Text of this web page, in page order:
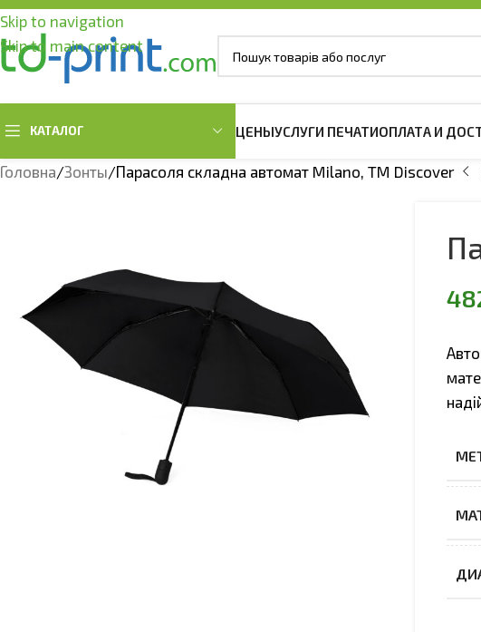
Skip to navigation
Skip to main content
КАТАЛОГ
Худи оверсайз
Мужские Тенниски Поло
Мужские свитшоты
Мужские Худи и Регланы
Женские Худи и Регланы
Женские жилетки
ЦЕНЫУСЛУГИ ПЕЧАТИОПЛАТА И
Головна Зонты Парасоля складна автомат Milano, TM Discover